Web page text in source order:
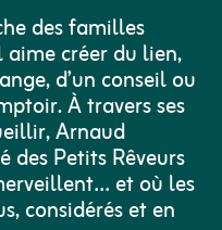
des familles
aime créer du lien,
d’un conseil ou
À travers ses
Arnaud
des Petits Rêveurs
et où les
considérés et en